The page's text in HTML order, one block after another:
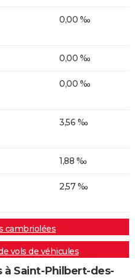
0,00 ‰
0,00 ‰
0,00 ‰
3,56 ‰
1,88 ‰
2,57 ‰
cambriolées
vols de véhicules
à Saint-Philbert-des-